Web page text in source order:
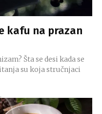
kafu na prazan
Šta se desi kada se
su koja stručnjaci